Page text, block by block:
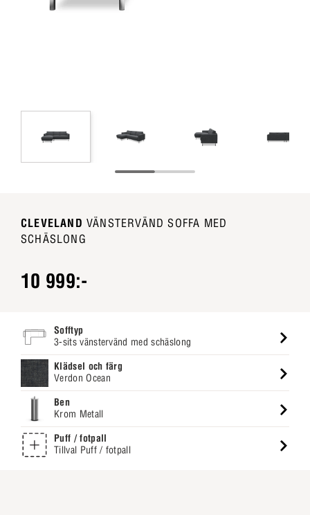
CLEVELAND VÄNSTERVÄND SOFFA MED
SCHÄSLONG
10 999:-
Sofftyp
3-sits vänstervänd med schäslong
Klädsel och färg
Verdon Ocean
Ben
Krom Metall
Puff / fotpall
Tillval Puff / fotpall